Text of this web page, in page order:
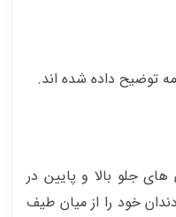
دندان های جلو بالا و پایین در
خود را از میان طیف